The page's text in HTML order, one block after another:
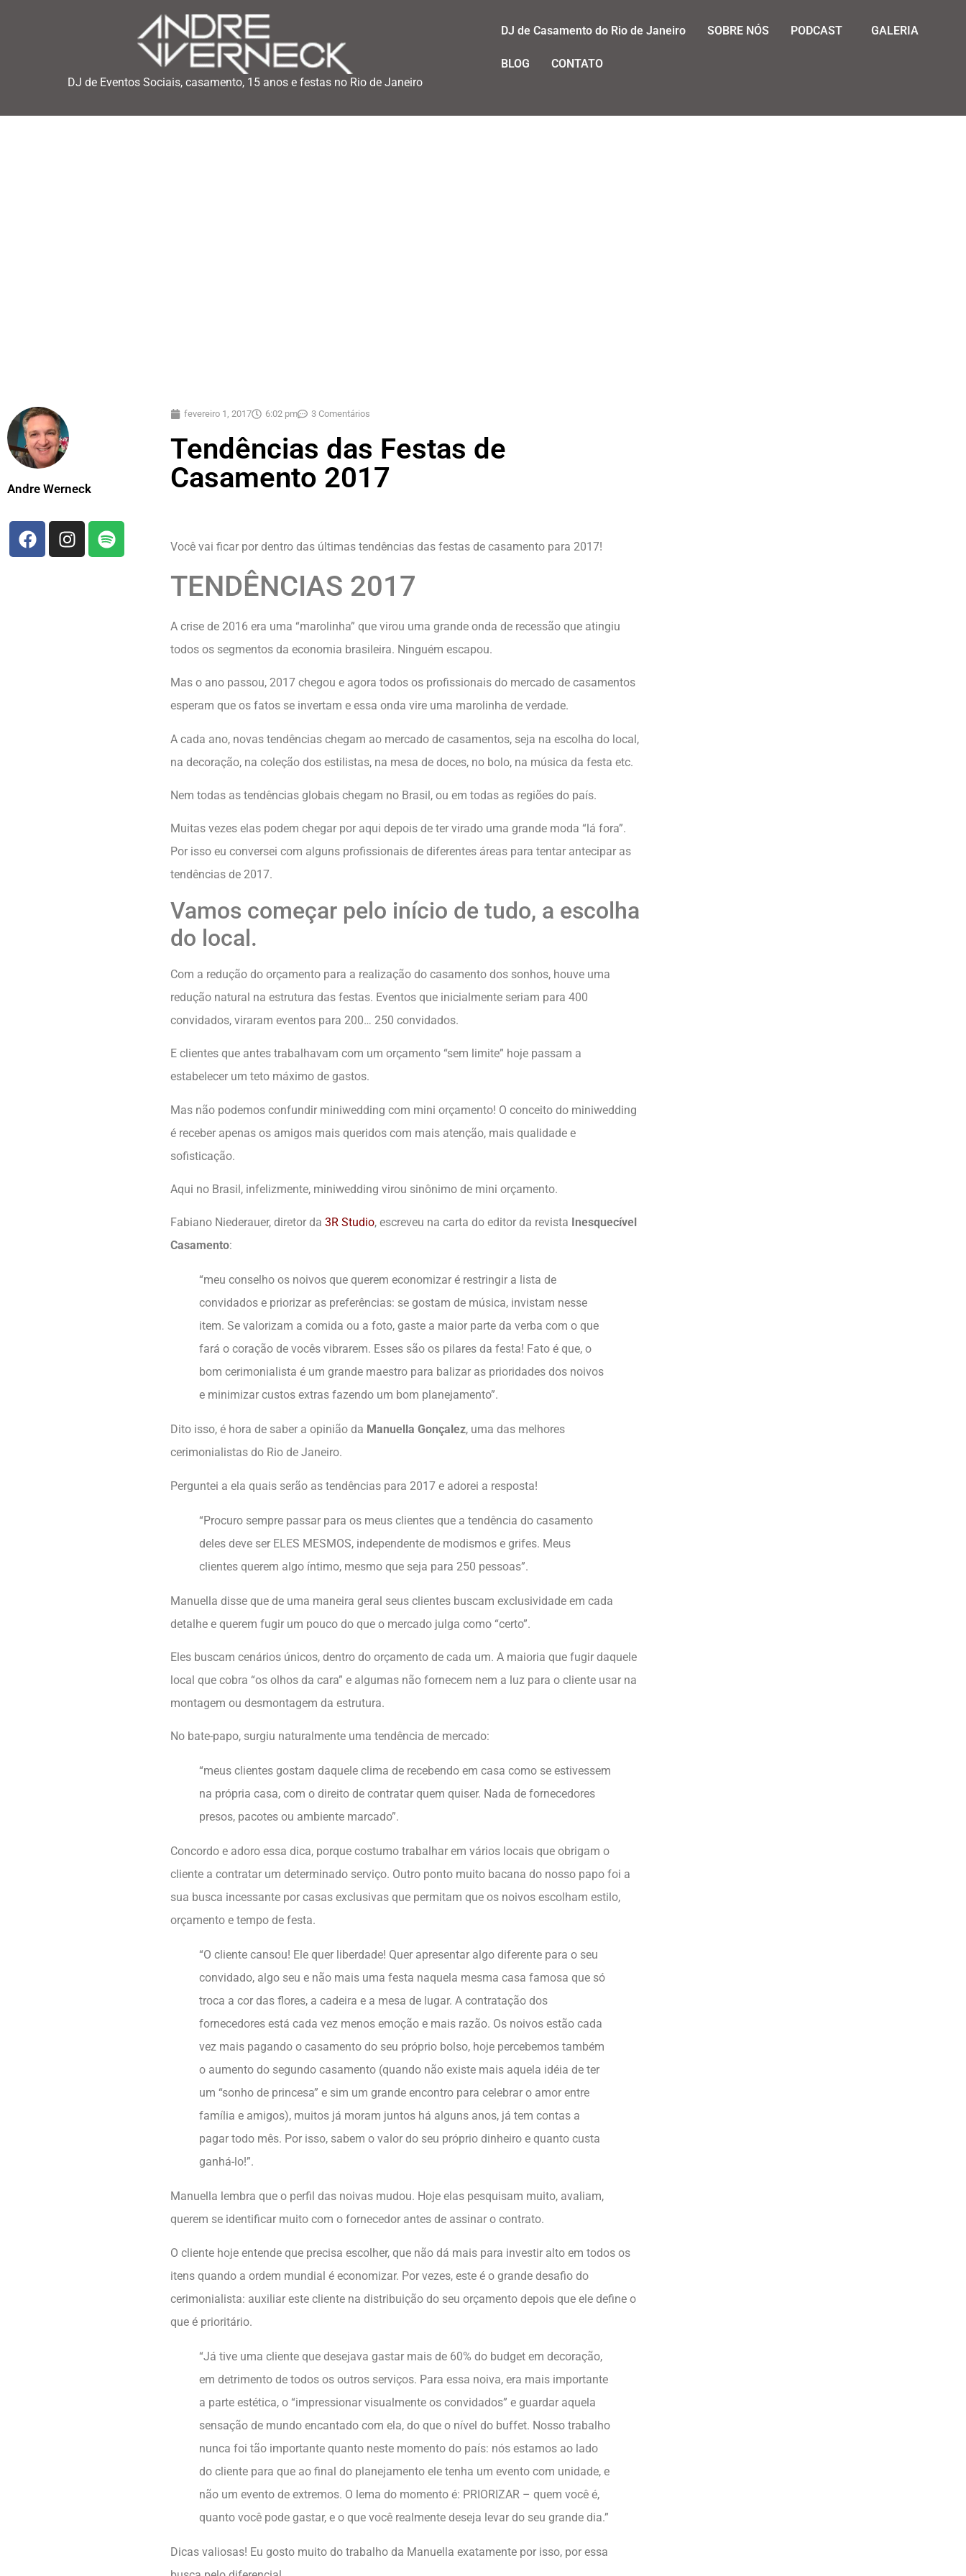
DJ de Eventos Sociais, casamento, 15 anos e festas no Rio de Janeiro
DJ de Casamento do Rio de Janeiro SOBRE NÓS PODCAST GALERIA
BLOG CONTATO
Andre Werneck
fevereiro 1, 2017 6:02 pm 3 Comentários
Tendências das Festas de
Casamento 2017
Você vai ficar por dentro das últimas tendências das festas de casamento para 2017!
TENDÊNCIAS 2017
A crise de 2016 era uma “marolinha” que virou uma grande onda de recessão que atingiu
todos os segmentos da economia brasileira. Ninguém escapou.
Mas o ano passou, 2017 chegou e agora todos os profissionais do mercado de casamentos
esperam que os fatos se invertam e essa onda vire uma marolinha de verdade.
A cada ano, novas tendências chegam ao mercado de casamentos, seja na escolha do local,
na decoração, na coleção dos estilistas, na mesa de doces, no bolo, na música da festa etc.
Nem todas as tendências globais chegam no Brasil, ou em todas as regiões do país.
Muitas vezes elas podem chegar por aqui depois de ter virado uma grande moda “lá fora”.
Por isso eu conversei com alguns profissionais de diferentes áreas para tentar antecipar as
tendências de 2017.
Vamos começar pelo início de tudo, a escolha
do local.
Com a redução do orçamento para a realização do casamento dos sonhos, houve uma
redução natural na estrutura das festas. Eventos que inicialmente seriam para 400
convidados, viraram eventos para 200… 250 convidados.
E clientes que antes trabalhavam com um orçamento “sem limite” hoje passam a
estabelecer um teto máximo de gastos.
Mas não podemos confundir miniwedding com mini orçamento! O conceito do miniwedding
é receber apenas os amigos mais queridos com mais atenção, mais qualidade e
sofisticação.
Aqui no Brasil, infelizmente, miniwedding virou sinônimo de mini orçamento.
Fabiano Niederauer, diretor da 3R Studio, escreveu na carta do editor da revista Inesquecível
Casamento:
“meu conselho os noivos que querem economizar é restringir a lista de
convidados e priorizar as preferências: se gostam de música, invistam nesse
item. Se valorizam a comida ou a foto, gaste a maior parte da verba com o que
fará o coração de vocês vibrarem. Esses são os pilares da festa! Fato é que, o
bom cerimonialista é um grande maestro para balizar as prioridades dos noivos
e minimizar custos extras fazendo um bom planejamento”.
Dito isso, é hora de saber a opinião da Manuella Gonçalez, uma das melhores
cerimonialistas do Rio de Janeiro.
Perguntei a ela quais serão as tendências para 2017 e adorei a resposta!
“Procuro sempre passar para os meus clientes que a tendência do casamento
deles deve ser ELES MESMOS, independente de modismos e grifes. Meus
clientes querem algo íntimo, mesmo que seja para 250 pessoas”.
Manuella disse que de uma maneira geral seus clientes buscam exclusividade em cada
detalhe e querem fugir um pouco do que o mercado julga como “certo”.
Eles buscam cenários únicos, dentro do orçamento de cada um. A maioria que fugir daquele
local que cobra “os olhos da cara” e algumas não fornecem nem a luz para o cliente usar na
montagem ou desmontagem da estrutura.
No bate-papo, surgiu naturalmente uma tendência de mercado:
“meus clientes gostam daquele clima de recebendo em casa como se estivessem
na própria casa, com o direito de contratar quem quiser. Nada de fornecedores
presos, pacotes ou ambiente marcado”.
Concordo e adoro essa dica, porque costumo trabalhar em vários locais que obrigam o
cliente a contratar um determinado serviço. Outro ponto muito bacana do nosso papo foi a
sua busca incessante por casas exclusivas que permitam que os noivos escolham estilo,
orçamento e tempo de festa.
“O cliente cansou! Ele quer liberdade! Quer apresentar algo diferente para o seu
convidado, algo seu e não mais uma festa naquela mesma casa famosa que só
troca a cor das flores, a cadeira e a mesa de lugar. A contratação dos
fornecedores está cada vez menos emoção e mais razão. Os noivos estão cada
vez mais pagando o casamento do seu próprio bolso, hoje percebemos também
o aumento do segundo casamento (quando não existe mais aquela idéia de ter
um “sonho de princesa” e sim um grande encontro para celebrar o amor entre
família e amigos), muitos já moram juntos há alguns anos, já tem contas a
pagar todo mês. Por isso, sabem o valor do seu próprio dinheiro e quanto custa
ganhá-lo!”.
Manuella lembra que o perfil das noivas mudou. Hoje elas pesquisam muito, avaliam,
querem se identificar muito com o fornecedor antes de assinar o contrato.
O cliente hoje entende que precisa escolher, que não dá mais para investir alto em todos os
itens quando a ordem mundial é economizar. Por vezes, este é o grande desafio do
cerimonialista: auxiliar este cliente na distribuição do seu orçamento depois que ele define o
que é prioritário.
“Já tive uma cliente que desejava gastar mais de 60% do budget em decoração,
em detrimento de todos os outros serviços. Para essa noiva, era mais importante
a parte estética, o “impressionar visualmente os convidados” e guardar aquela
sensação de mundo encantado com ela, do que o nível do buffet. Nosso trabalho
nunca foi tão importante quanto neste momento do país: nós estamos ao lado
do cliente para que ao final do planejamento ele tenha um evento com unidade, e
não um evento de extremos. O lema do momento é: PRIORIZAR – quem você é,
quanto você pode gastar, e o que você realmente deseja levar do seu grande dia.”
Dicas valiosas! Eu gosto muito do trabalho da Manuella exatamente por isso, por essa